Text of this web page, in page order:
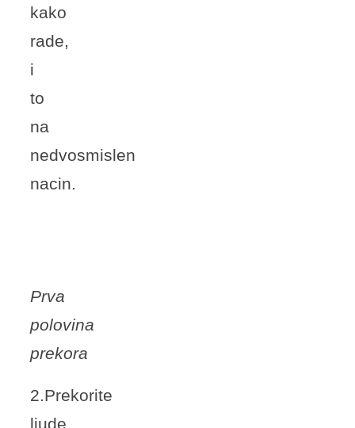
kako
rade,
i
to
na
nedvosmislen
nacin.
Prva
polovina
prekora
2.Prekorite
ljude